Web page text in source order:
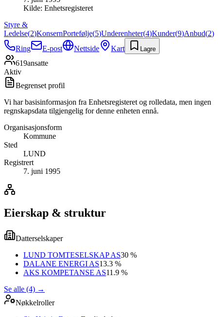
Kilde: Enhetsregisteret
Styre &
Ledelse(2)KonsernPortefølje(5)Underenheter(4)Kunder(9)Anbud(2)
Ring
E-post Nettside Kart Lagre
619ansatte
Aktiv
Begrenset profil
Vi har basisinformasjon fra Enhetsregisteret og rolledata, men ingen
regnskapsdata tilgjengelig for denne enheten ennå.
Organisasjonsform
Kommune
Sted
LUND
Registrert
7. juni 1995
Eierskap & struktur
Datterselskaper
LUND TOMTESELSKAP AS30 %
DALANE ENERGI AS13.3 %
AKS KOMPETANSE AS11.9 %
Se alle (4) →
Nøkkelroller